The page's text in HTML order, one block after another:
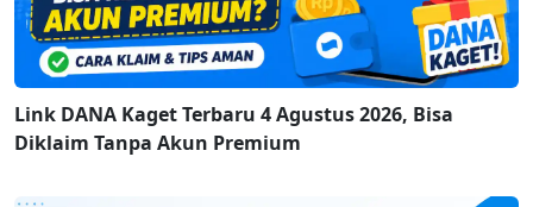
Link DANA Kaget Terbaru 4 Agustus 2026, Bisa
Diklaim Tanpa Akun Premium